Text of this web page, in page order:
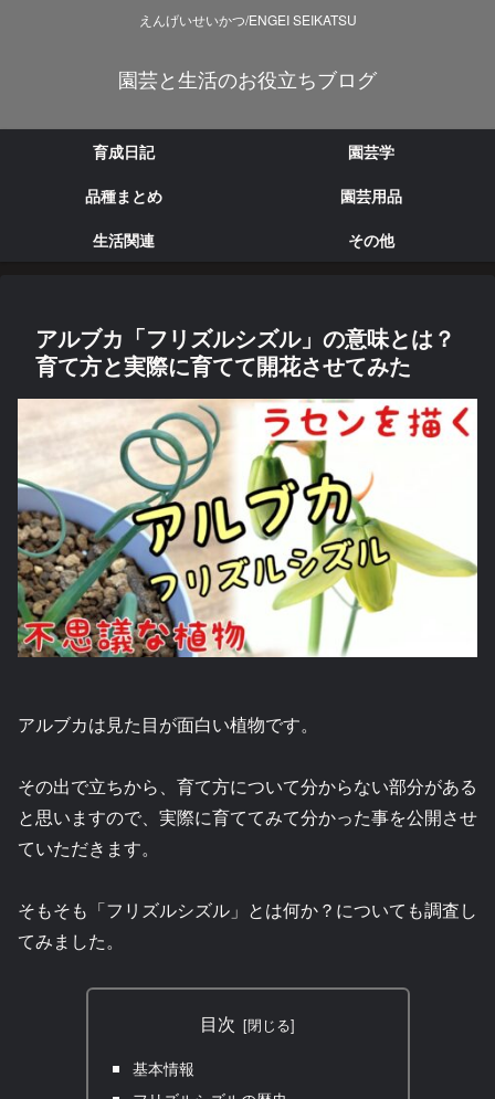
えんげいせいかつ/ENGEI SEIKATSU
園芸と生活のお役立ちブログ
育成日記
園芸学
品種まとめ
園芸用品
生活関連
その他
アルブカ「フリズルシズル」の意味とは？
育て方と実際に育てて開花させてみた
アルブカは見た目が面白い植物です。
その出で立ちから、育て方について分からない部分がある
と思いますので、実際に育ててみて分かった事を公開させ
ていただきます。
そもそも「フリズルシズル」とは何か？についても調査し
てみました。
目次
基本情報